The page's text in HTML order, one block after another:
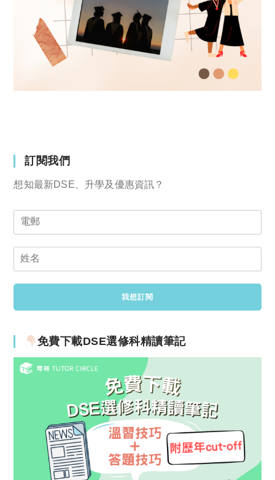
訂閱我們
想知最新DSE、升學及優惠資訊？
免費下載DSE選修科精讀筆記